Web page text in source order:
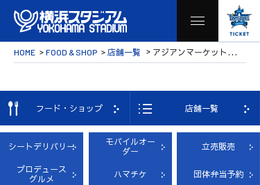
HOME FOOD & SHOP 店舗一覧
アジアンマーケット
フード・ショップ 店舗一覧
シートデリバリー
モバイルオー
ダー
立売販売
プロデュース
グルメ
ハマチケ 団体弁当予約